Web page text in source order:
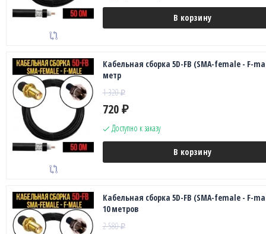
В корзину
Кабельная сборка 5D-FB (SMA-female - F-
метр
1 320₽
720 ₽
Доступно к заказу
В корзину
Кабельная сборка 5D-FB (SMA-female - F-
10 метров
2 580₽